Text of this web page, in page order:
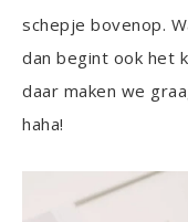
schepje bovenop.
dan begint ook het
daar maken we
haha!